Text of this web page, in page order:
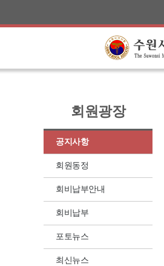
회원광장
공지사항
회원동정
회비납부안내
회비납부
포토뉴스
최신뉴스